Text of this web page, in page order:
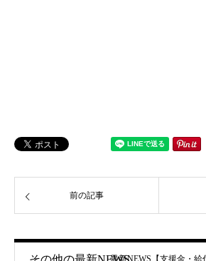
前の記事
最新NEWS【支援金・